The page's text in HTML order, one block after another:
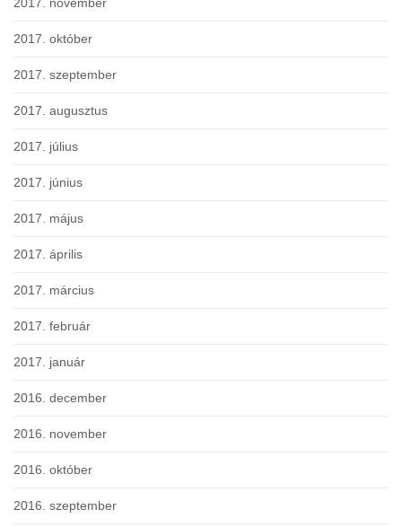
2017. október
2017. szeptember
2017. augusztus
2017. július
2017. június
2017. május
2017. április
2017. március
2017. február
2017. január
2016. december
2016. november
2016. október
2016. szeptember